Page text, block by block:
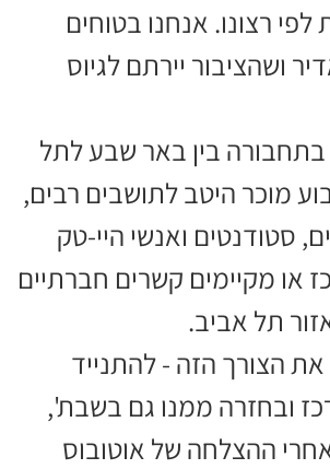
רצונו. אנחנו בטוחים
ושהציבור יירתם לגיוס
בתחבורה בין באר שבע לתל
מוכר היטב לתושבים רבים,
סטודנטים ואנשי היי-טק
או מקיימים קשרים חברתיים
תל אביב.
את הצורך הזה - להתנייד
ובחזרה ממנו גם בשבת',
ההצלחה של אוטובוס